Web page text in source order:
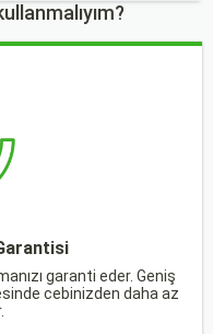
garanti eder. Geniş
cebinizden daha az